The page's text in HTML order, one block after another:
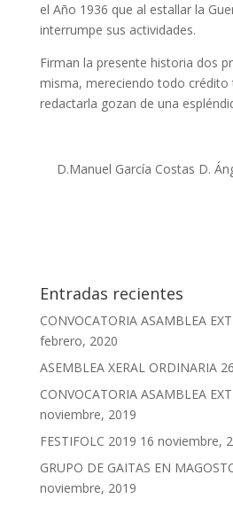
el Año 1936 que al estallar la
interrumpe sus actividades.
Firman la presente historia dos
misma, mereciendo todo crédito
redactarla gozan de una
D.Manuel García Costas D.
Entradas recientes
CONVOCATORIA ASAMBLEA
febrero, 2020
ASEMBLEA XERAL ORDINARIA
CONVOCATORIA ASAMBLEA
noviembre, 2019
FESTIFOLC 2019 16 noviembre,
GRUPO DE GAITAS EN
noviembre, 2019